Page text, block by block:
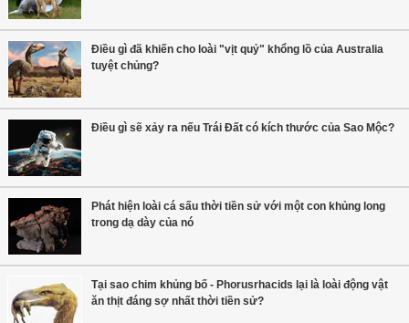
Điều gì đã khiến cho loài "vịt quỷ" khổng lồ của Australia
tuyệt chủng?
Điều gì sẽ xảy ra nếu Trái Đất có kích thước của Sao Mộc?
Phát hiện loài cá sấu thời tiền sử với một con khủng long
trong dạ dày của nó
Tại sao chim khủng bố - Phorusrhacids lại là loài động vật
ăn thịt đáng sợ nhất thời tiền sử?